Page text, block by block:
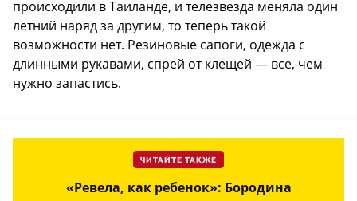
происходили в Таиланде, и телезвезда меняла один
летний наряд за другим, то теперь такой
возможности нет. Резиновые сапоги, одежда с
длинными рукавами, спрей от клещей — все, чем
нужно запастись.
ЧИТАЙТЕ ТАКЖЕ
«Ревела, как ребенок»: Бородина